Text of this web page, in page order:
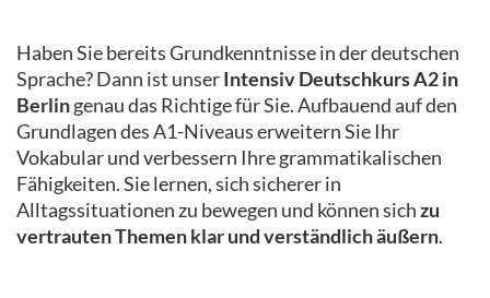
Haben Sie bereits Grundkenntnisse in der deutschen
Sprache? Dann ist unserIntensiv Deutschkurs A2 in
Berlingenau das Richtige für Sie. Aufbauend auf den
Grundlagen des A1-Niveaus erweitern Sie Ihr
Vokabular und verbessern Ihre grammatikalischen
Fähigkeiten. Sie lernen, sich sicherer in
Alltagssituationen zu bewegen und können sichzu
vertrauten Themen klar und verständlich äußern.